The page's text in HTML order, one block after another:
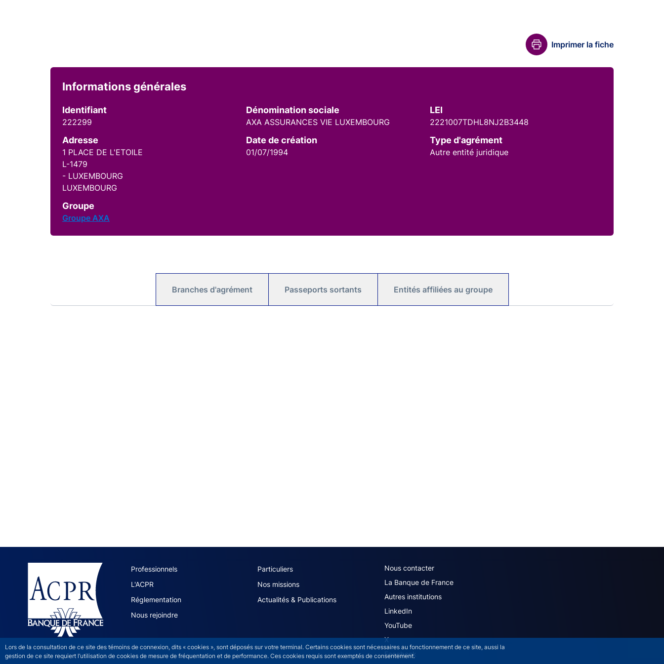
Lors de la consultation de ce site des témoins de connexion, dits « cookies », sont déposés sur votre terminal. Certains cookies sont nécessaires au fonctionnement de ce site, aussi la
gestion de ce site requiert l’utilisation de cookies de mesure de fréquentation et de performance. Ces cookies requis sont exemptés de consentement.
Imprimer la fiche
Informations générales
Identifiant
222299
Dénomination sociale
AXA ASSURANCES VIE LUXEMBOURG
LEI
2221007TDHL8NJ2B3448
Adresse
1 PLACE DE L'ETOILE
L-1479
- LUXEMBOURG
LUXEMBOURG
Date de création
01/07/1994
Type d'agrément
Autre entité juridique
Groupe
Groupe AXA
Branches d'agrément Passeports sortants Entités affiliées au groupe
ACPR site navigation (French)
Professionnels
Particuliers
L'ACPR
Nos missions
Réglementation
Actualités & Publications
Nous rejoindre
ACPR footer secondary menu (French)
Nous contacter
La Banque de France
Autres institutions
LinkedIn
YouTube
X
Facebook